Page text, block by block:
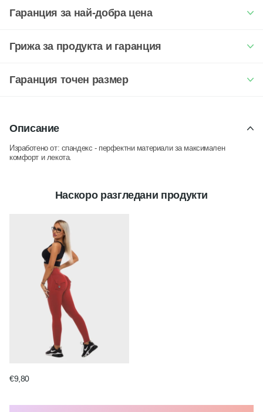
Гаранция за най-добра цена
Грижа за продукта и гаранция
Гаранция точен размер
Описание
Изработено от: спандекс - перфектни материали за максимален
комфорт и лекота.
Наскоро разгледани продукти
€9,80